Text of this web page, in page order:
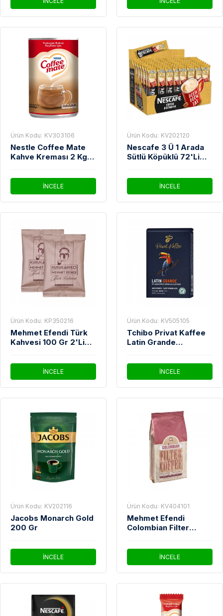
Ürün Kodu: KV303106
Nestle Coffee Mate
Kahve Kreması 2 Kg
İNCELE
Ürün Kodu: KV202120
Nescafe 3 Ü 1 Arada
Sütlü Köpüklü 72'Li
İNCELE
Ürün Kodu: KP350216
Mehmet Efendi Türk
Kahvesi 100 Gr 2'Li
İNCELE
Ürün Kodu: KV505105
Tchibo Privat Kaffee
Latin Grande
Gr
İNCELE
Ürün Kodu: KV202116
Jacobs Monarch Gold
200 Gr
İNCELE
Ürün Kodu: KV404101
Mehmet Efendi
Colombian Filter
İNCELE